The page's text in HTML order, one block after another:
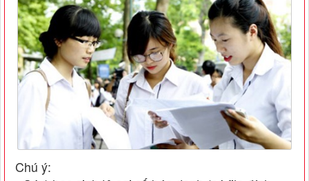
Chú ý: